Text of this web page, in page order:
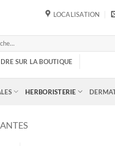
LOCALISATION
SUR LA BOUTIQUE
HERBORISTERIE